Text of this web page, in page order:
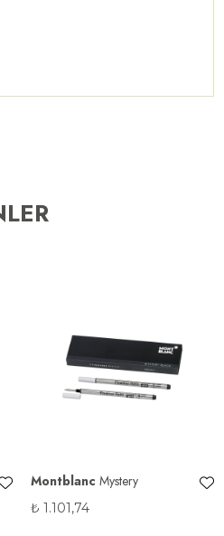
Montblanc Mystery
₺ 1.101,74